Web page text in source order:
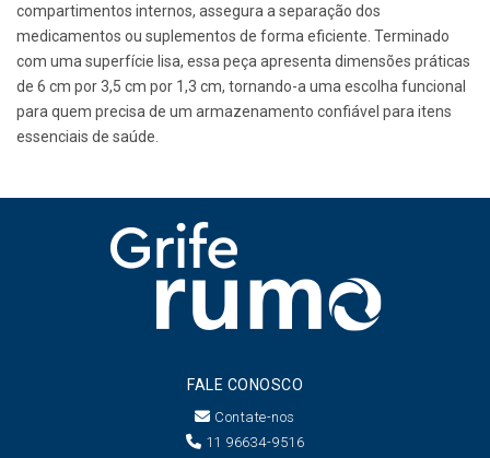
compartimentos internos, assegura a separação dos
medicamentos ou suplementos de forma eficiente. Terminado
com uma superfície lisa, essa peça apresenta dimensões práticas
de 6 cm por 3,5 cm por 1,3 cm, tornando-a uma escolha funcional
para quem precisa de um armazenamento confiável para itens
essenciais de saúde.
FALE CONOSCO
Contate-nos
11 96634-9516